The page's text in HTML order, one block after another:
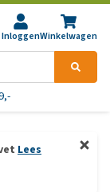
InloggenWinkelwagen
Lees